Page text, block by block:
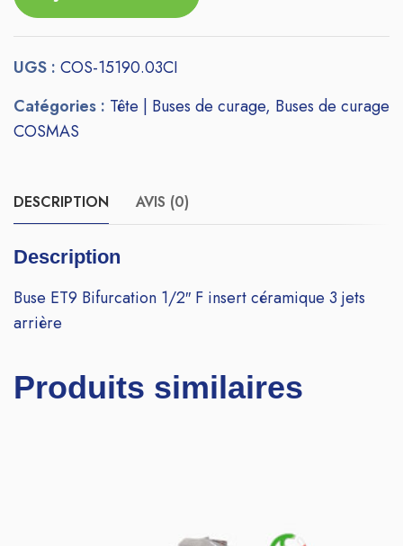
UGS : COS-15190.03CI
Catégories : Tête | Buses de curage, Buses de curage
COSMAS
DESCRIPTION AVIS (0)
Description
Buse ET9 Bifurcation 1/2″ F insert céramique 3 jets
arrière
Produits similaires